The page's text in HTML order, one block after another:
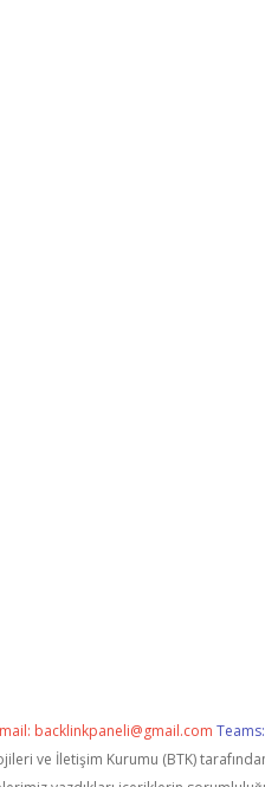
backlinkpaneli@gmail.com
ve İletişim Kurumu (BTK)